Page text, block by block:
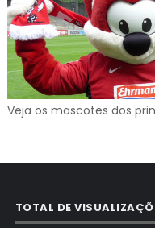
Veja os mascotes dos
TOTAL DE